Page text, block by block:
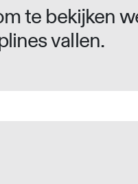
te bekijken
vallen.